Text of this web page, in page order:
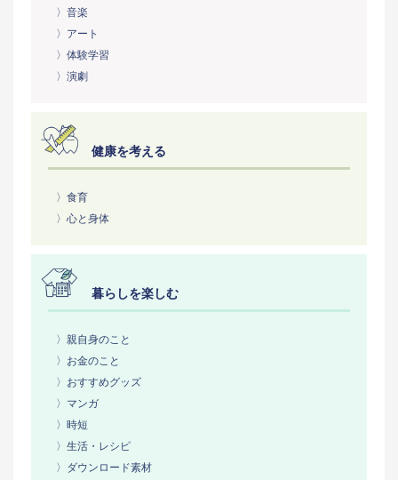
〉音楽
〉アート
〉体験学習
〉演劇
健康を考える
〉食育
〉心と身体
暮らしを楽しむ
〉親自身のこと
〉お金のこと
〉おすすめグッズ
〉マンガ
〉時短
〉生活・レシピ
〉ダウンロード素材